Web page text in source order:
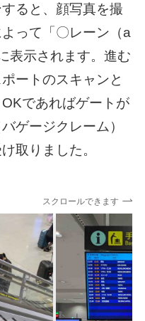
ると、顔写真を撮
って「〇レーン（a
表示されます。進む
ートのスキャンと
であればゲートが
ゲージクレーム）
取りました。
スクロールできます